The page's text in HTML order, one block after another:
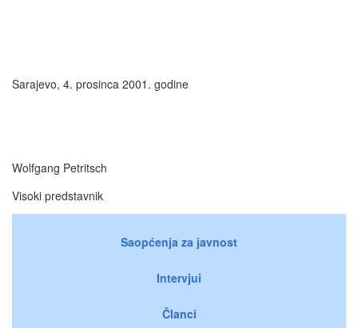
Sarajevo, 4. prosinca 2001. godine
Wolfgang Petritsch
Visoki predstavnik
Saopćenja za javnost
Intervjui
Članci